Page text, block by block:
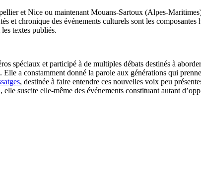
et Nice ou maintenant Mouans-Sartoux (Alpes-
et chronique des événements culturels sont les
textes publiés.
spéciaux et participé à de multiples débats destinés à
Elle a constamment donné la parole aux générations qui
, destinée à faire entendre ces nouvelles voix peu
suscite elle-même des événements constituant autant